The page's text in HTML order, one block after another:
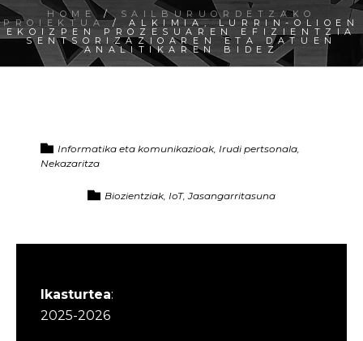
HOME / SAILBURUORDETZAKO
PROIEKTUA/ ALKIMIA, LURRIN-OLIOEN
EKOIZPEN PROZESUAREN EFIZIENTZIA
SENTSORIZAZIOAREN ETA DATUEN
ANALITIKAREN BIDEZ
Informatika eta komunikazioak, Irudi pertsonala,
Nekazaritza
Biozientziak, IoT, Jasangarritasuna
Ikasturtea:
2025-2026